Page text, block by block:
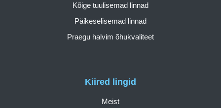
Kiired lingid
Meist
Kõige tuulisemad linnad
Päikeselisemad linnad
Praegu halvim õhukvaliteet